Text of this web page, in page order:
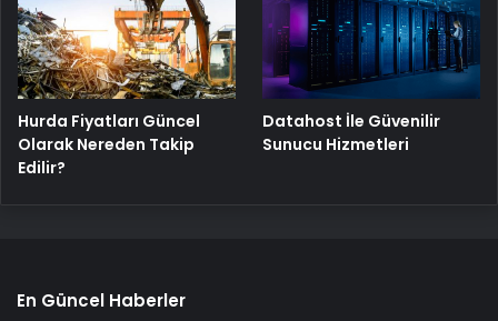
Hurda Fiyatları Güncel
Olarak Nereden Takip
Edilir?
Datahost İle Güvenilir
Sunucu Hizmetleri
En Güncel Haberler